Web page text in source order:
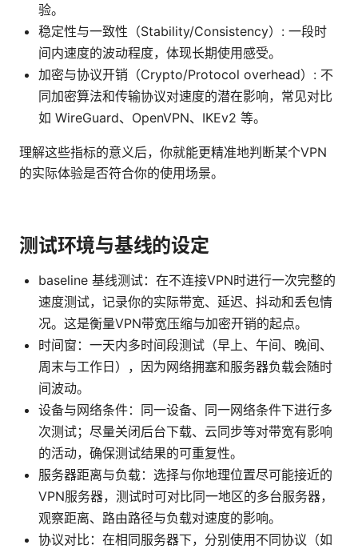
验。
稳定性与一致性（Stability/Consistency）: 一段时
间内速度的波动程度，体现长期使用感受。
加密与协议开销（Crypto/Protocol overhead）: 不
同加密算法和传输协议对速度的潜在影响，常见对比
如 WireGuard、OpenVPN、IKEv2 等。
理解这些指标的意义后，你就能更精准地判断某个VPN
的实际体验是否符合你的使用场景。
测试环境与基线的设定
baseline 基线测试：在不连接VPN时进行一次完整的
速度测试，记录你的实际带宽、延迟、抖动和丢包情
况。这是衡量VPN带宽压缩与加密开销的起点。
时间窗：一天内多时间段测试（早上、午间、晚间、
周末与工作日），因为网络拥塞和服务器负载会随时
间波动。
设备与网络条件：同一设备、同一网络条件下进行多
次测试；尽量关闭后台下载、云同步等对带宽有影响
的活动，确保测试结果的可重复性。
服务器距离与负载：选择与你地理位置尽可能接近的
VPN服务器，测试时可对比同一地区的多台服务器，
观察距离、路由路径与负载对速度的影响。
协议对比：在相同服务器下，分别使用不同协议（如